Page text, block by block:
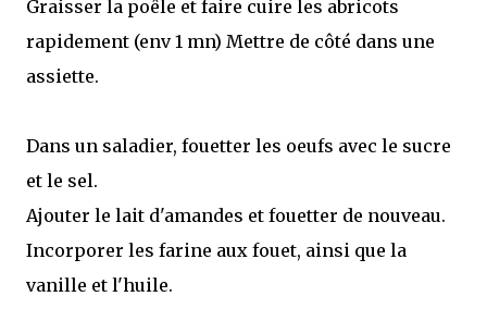
Graisser la poêle et faire cuire les abricots
rapidement (env 1 mn) Mettre de côté dans une
assiette.
Dans un saladier, fouetter les oeufs avec le sucre
et le sel.
Ajouter le lait d'amandes et fouetter de nouveau.
Incorporer les farine aux fouet, ainsi que la
vanille et l'huile.